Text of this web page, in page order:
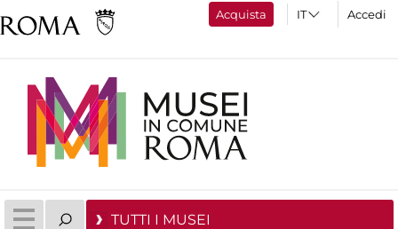
Acquista Accedi
TUTTI I MUSEI